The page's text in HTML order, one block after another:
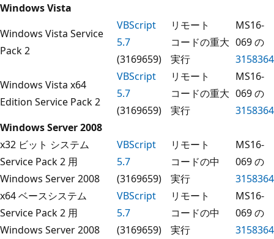
Windows Vista
Windows Vista Service
Pack 2
VBScript
5.7
(3169659)
リモート
コードの
実行
重大
MS16-
069 の
3158364
Windows Vista x64
Edition Service Pack 2
VBScript
5.7
(3169659)
リモート
コードの
実行
重大
MS16-
069 の
3158364
Windows Server 2008
x32 ビット システム
Service Pack 2 用
Windows Server 2008
VBScript
5.7
(3169659)
リモート
コードの
実行
中
MS16-
069 の
3158364
x64 ベースシステム
Service Pack 2 用
Windows Server 2008
VBScript
5.7
(3169659)
リモート
コードの
実行
中
MS16-
069 の
3158364